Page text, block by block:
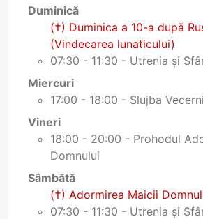
Duminică
(†) Duminica a 10-a după
(Vindecarea lunaticului)
07:30 - 11:30 - Utrenia și
Miercuri
17:00 - 18:00 - Slujba
Vineri
18:00 - 20:00 - Prohodul
Domnului
Sâmbătă
(†) Adormirea Maicii
07:30 - 11:30 - Utrenia și